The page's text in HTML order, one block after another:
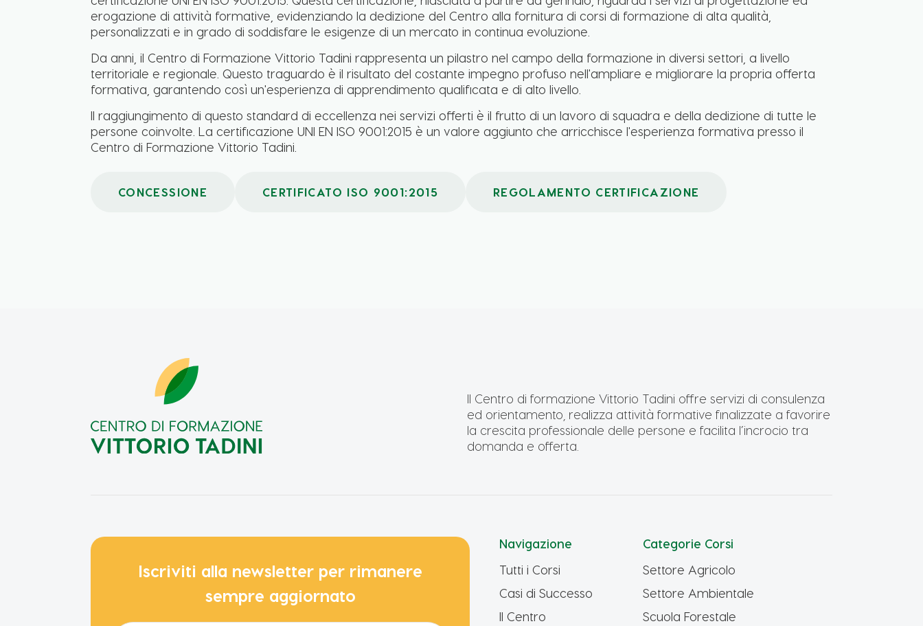
erogazione di attività formative, evidenziando la dedizione del Centro alla fornitura di corsi di formazione di alta qualità,
personalizzati e in grado di soddisfare le esigenze di un mercato in continua evoluzione.
Da anni, il Centro di Formazione Vittorio Tadini rappresenta un pilastro nel campo della formazione in diversi settori, a livello
territoriale e regionale. Questo traguardo è il risultato del costante impegno profuso nell'ampliare e migliorare la propria offerta
formativa, garantendo così un'esperienza di apprendimento qualificata e di alto livello.
Il raggiungimento di questo standard di eccellenza nei servizi offerti è il frutto di un lavoro di squadra e della dedizione di tutte le
persone coinvolte. La certificazione UNI EN ISO 9001:2015 è un valore aggiunto che arricchisce l'esperienza formativa presso il
Centro di Formazione Vittorio Tadini.
CONCESSIONE CERTIFICATO ISO 9001:2015 REGOLAMENTO CERTIFICAZIONE
Il Centro di formazione Vittorio Tadini offre servizi di consulenza
ed orientamento, realizza attività formative finalizzate a favorire
la crescita professionale delle persone e facilita l’incrocio tra
domanda e offerta.
Iscriviti alla newsletter per rimanere
sempre aggiornato
Navigazione
Tutti i Corsi
Casi di Successo
Il Centro
Categorie Corsi
Settore Agricolo
Settore Ambientale
Scuola Forestale